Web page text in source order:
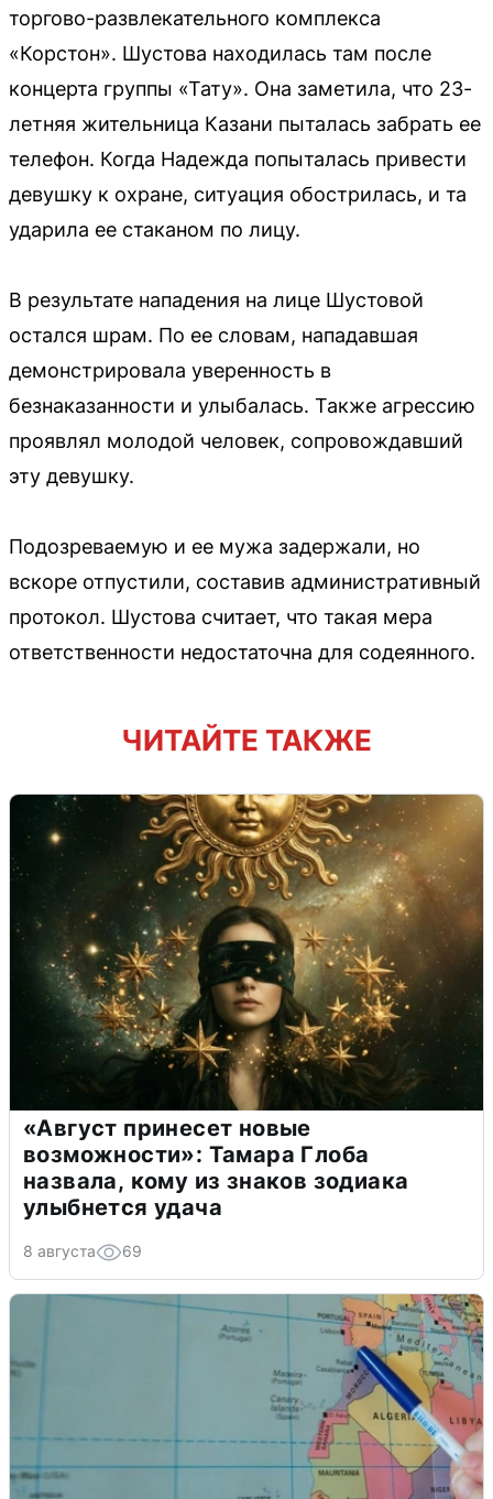
торгово-развлекательного комплекса
«Корстон». Шустова находилась там после
концерта группы «Тату». Она заметила, что 23-
летняя жительница Казани пыталась забрать ее
телефон. Когда Надежда попыталась привести
девушку к охране, ситуация обострилась, и та
ударила ее стаканом по лицу.
В результате нападения на лице Шустовой
остался шрам. По ее словам, нападавшая
демонстрировала уверенность в
безнаказанности и улыбалась. Также агрессию
проявлял молодой человек, сопровождавший
эту девушку.
Подозреваемую и ее мужа задержали, но
вскоре отпустили, составив административный
протокол. Шустова считает, что такая мера
ответственности недостаточна для содеянного.
ЧИТАЙТЕ ТАКЖЕ
«Август принесет новые
возможности»: Тамара Глоба
назвала, кому из знаков зодиака
улыбнется удача
8 августа 69